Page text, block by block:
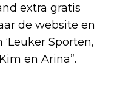
extra gratis
de website en
Sporten,
en Arina”.